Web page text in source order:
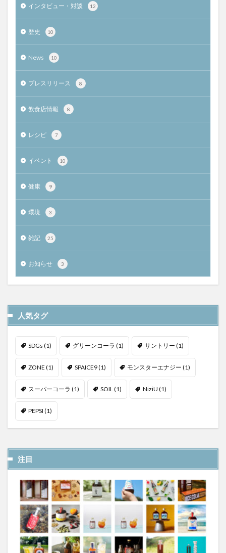
インタビュー・対談 12
歴史 10
News 10
プレスリリース 8
飲食店情報 8
レシピ 7
イベント 10
健康 9
環境 3
雑記 25
お知らせ 3
人気タグ
SDGs (1) グリーンコーラ (1) サントリー (1)
ZONE (1) SPAICE9(1) モンスターエナジー (1)
スーパーコーラ (1) SOIL (1) NiziU (1)
PEPSI (1)
注目